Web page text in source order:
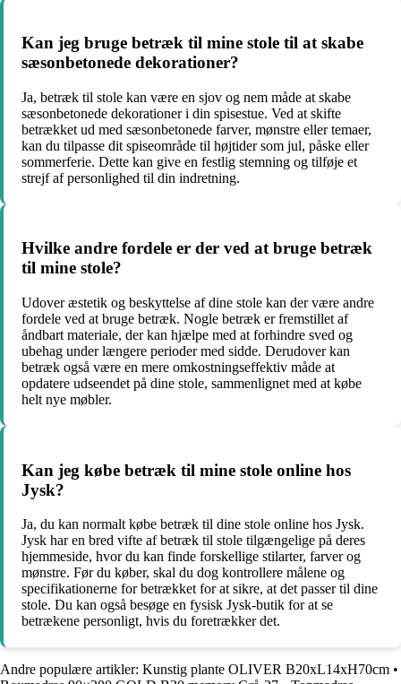
Kan jeg bruge betræk til mine stole til at skabe
sæsonbetonede dekorationer?
Ja, betræk til stole kan være en sjov og nem måde at skabe
sæsonbetonede dekorationer i din spisestue. Ved at skifte
betrækket ud med sæsonbetonede farver, mønstre eller temaer,
kan du tilpasse dit spiseområde til højtider som jul, påske eller
sommerferie. Dette kan give en festlig stemning og tilføje et
strejf af personlighed til din indretning.
Hvilke andre fordele er der ved at bruge betræk
til mine stole?
Udover æstetik og beskyttelse af dine stole kan der være andre
fordele ved at bruge betræk. Nogle betræk er fremstillet af
åndbart materiale, der kan hjælpe med at forhindre sved og
ubehag under længere perioder med sidde. Derudover kan
betræk også være en mere omkostningseffektiv måde at
opdatere udseendet på dine stole, sammenlignet med at købe
helt nye møbler.
Kan jeg købe betræk til mine stole online hos
Jysk?
Ja, du kan normalt købe betræk til dine stole online hos Jysk.
Jysk har en bred vifte af betræk til stole tilgængelige på deres
hjemmeside, hvor du kan finde forskellige stilarter, farver og
mønstre. Før du køber, skal du dog kontrollere målene og
specifikationerne for betrækket for at sikre, at det passer til dine
stole. Du kan også besøge en fysisk Jysk-butik for at se
betrækene personligt, hvis du foretrækker det.
Andre populære artikler: Kunstig plante OLIVER B20xL14xH70cm •